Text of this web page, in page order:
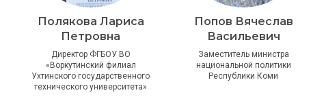
Полякова Лариса
Петровна
Директор ФГБОУ ВО
«Воркутинский филиал
Ухтинского государственного
технического университета»
Попов Вячеслав
Васильевич
Заместитель министра
национальной политики
Республики Коми